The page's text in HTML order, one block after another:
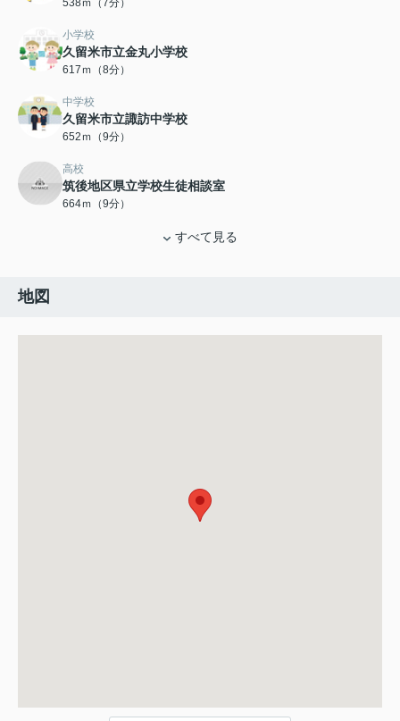
538ｍ（7分）
小学校
久留米市立金丸小学校
617ｍ（8分）
中学校
久留米市立諏訪中学校
652ｍ（9分）
高校
筑後地区県立学校生徒相談室
664ｍ（9分）
すべて見る
地図